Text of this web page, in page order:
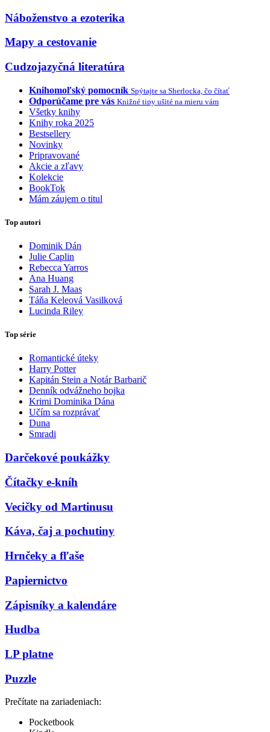
Náboženstvo a ezoterika
Mapy a cestovanie
Cudzojazyčná literatúra
Knihomoľský pomocník Spýtajte sa Sherlocka, čo čítať
Odporúčame pre vás Knižné tipy ušité na mieru vám
Všetky knihy
Knihy roka 2025
Bestsellery
Novinky
Pripravované
Akcie a zľavy
Kolekcie
BookTok
Mám záujem o titul
Top autori
Dominik Dán
Julie Caplin
Rebecca Yarros
Ana Huang
Sarah J. Maas
Táňa Keleová Vasilková
Lucinda Riley
Top série
Romantické úteky
Harry Potter
Kapitán Stein a Notár Barbarič
Denník odvážneho bojka
Krimi Dominika Dána
Učím sa rozprávať
Duna
Smradi
Darčekové poukážky
Čítačky e-kníh
Vecičky od Martinusu
Káva, čaj a pochutiny
Hrnčeky a fľaše
Papiernictvo
Zápisníky a kalendáre
Hudba
LP platne
Puzzle
Prečítate na zariadeniach:
Pocketbook